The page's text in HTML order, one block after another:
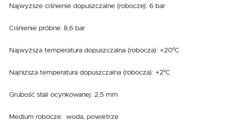
Najwyższe ciśnienie dopuszczalne (robocze): 6 bar
Ciśnienie próbne: 8,6 bar
Najwyższa temperatura dopuszczalna (robocza): +20ºC
Najniższa temperatura dopuszczalna (robocza): +2ºC
Grubość stali ocynkowanej: 2,5 mm
Medium robocze: woda, powietrze